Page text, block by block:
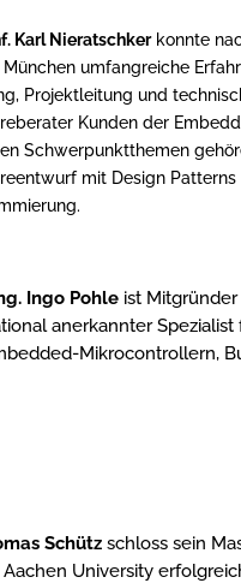
Karl Nieratschkerkonnte
umfangreiche
Projektleitung und
Kunden der
Schwerpunktthemen
mit Design
Ingo Pohleist Mitgründer
anerkannter
Mikrocontrollern,
Schützschloss sein
Aachen University